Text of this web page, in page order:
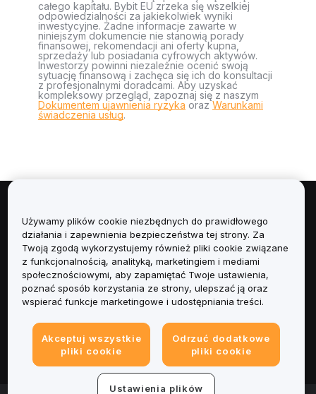
całego kapitału. Bybit EU zrzeka się wszelkiej
odpowiedzialności za jakiekolwiek wyniki
inwestycyjne. Żadne informacje zawarte w
niniejszym dokumencie nie stanowią porady
finansowej, rekomendacji ani oferty kupna,
sprzedaży lub posiadania cyfrowych aktywów.
Inwestorzy powinni niezależnie ocenić swoją
sytuację finansową i zachęca się ich do konsultacji
z profesjonalnymi doradcami. Aby uzyskać
kompleksowy przegląd, zapoznaj się z naszym
Dokumentem ujawnienia ryzyka orazWarunkami
świadczenia usług.
Informacje
Usługi
Obsługa Klienta
Informacje prawne
Używamy plików cookie niezbędnych do prawidłowego
działania i zapewnienia bezpieczeństwa tej strony. Za
Twoją zgodą wykorzystujemy również pliki cookie związane
z funkcjonalnością, analityką, marketingiem i mediami
społecznościowymi, aby zapamiętać Twoje ustawienia,
poznać sposób korzystania ze strony, ulepszać ją oraz
wspierać funkcje marketingowe i udostępniania treści.
Akceptuj wszystkie
pliki cookie
Odrzuć dodatkowe
pliki cookie
Ustawienia plików